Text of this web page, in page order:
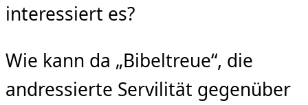
interessiert es?
Wie kann da „Bibeltreue“, die
andressierte Servilität gegenüber